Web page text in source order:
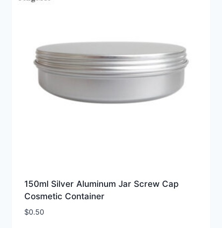
150ml Silver Aluminum Jar Screw Cap
Cosmetic Container
$0.50